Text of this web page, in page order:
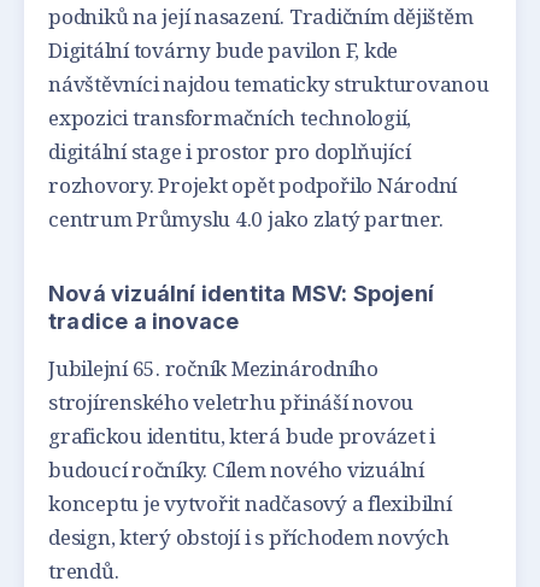
podniků na její nasazení. Tradičním dějištěm
Digitální továrny bude pavilon F, kde
návštěvníci najdou tematicky strukturovanou
expozici transformačních technologií,
digitální stage i prostor pro doplňující
rozhovory. Projekt opět podpořilo Národní
centrum Průmyslu 4.0 jako zlatý partner.
Nová vizuální identita MSV: Spojení
tradice a inovace
Jubilejní 65. ročník Mezinárodního
strojírenského veletrhu přináší novou
grafickou identitu, která bude provázet i
budoucí ročníky. Cílem nového vizuální
konceptu je vytvořit nadčasový a flexibilní
design, který obstojí i s příchodem nových
trendů.